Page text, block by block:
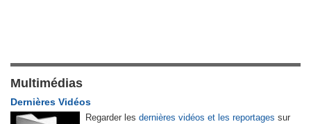
Multimédias
Dernières Vidéos
Regarder les dernières vidéos et les reportages sur